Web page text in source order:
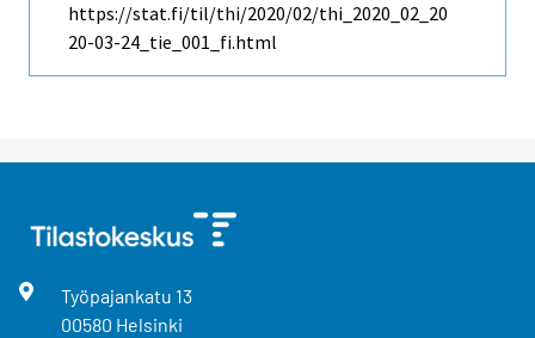
https://stat.fi/til/thi/2020/02/thi_2020_02_20
20-03-24_tie_001_fi.html
Työpajankatu 13
00580 Helsinki